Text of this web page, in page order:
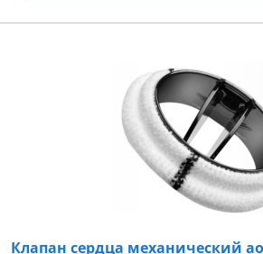
Клапан сердца механический